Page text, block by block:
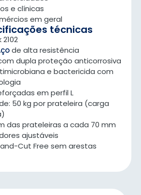
e clínicas
em geral
técnicas
de alta resistência
dupla proteção anticorrosiva
e bactericida com
em perfil L
50 kg por prateleira (carga
das prateleiras a cada 70 mm
ajustáveis
Cut Free sem arestas